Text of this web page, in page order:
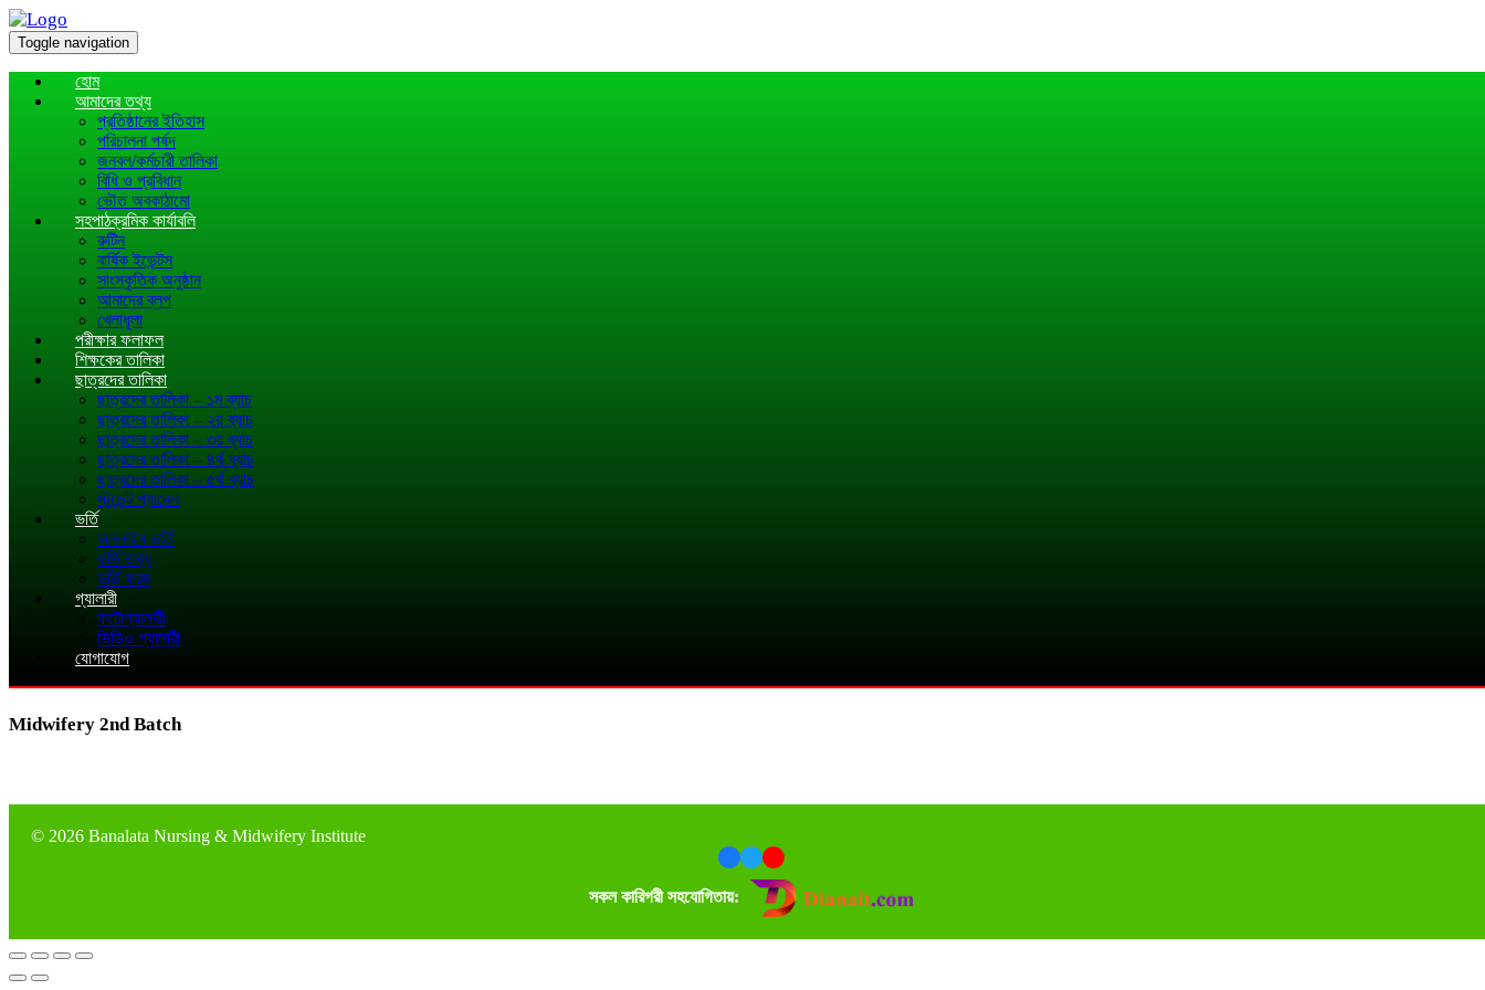
Toggle navigation
হোম
আমাদের তথ্য
প্রতিষ্ঠানের ইতিহাস
পরিচালনা পর্ষদ
জনবল/কর্মচারী তালিকা
বিধি ও প্রবিধান
ভৌত অবকাঠামো
সহপাঠক্রমিক কার্যাবলি
রুটিন
বার্ষিক ইভেন্টস
সাংস্কৃতিক অনুষ্ঠান
আমাদের ব্লগ
খেলাধূলা
পরীক্ষার ফলাফল
শিক্ষকের তালিকা
ছাত্রদের তালিকা
ছাত্রদের তালিকা – ১ম ব্যাচ
ছাত্রদের তালিকা – ২য় ব্যাচ
ছাত্রদের তালিকা – ৩য় ব্যাচ
ছাত্রদের তালিকা – ৪র্থ ব্যাচ
ছাত্রদের তালিকা – ৫র্থ ব্যাচ
স্টুডেন্ট প্যানেল
ভর্তি
অনলাইন ভর্তি
ভর্তি তথ্য
ভর্তি ফরম
গ্যালারী
ফটোগ্যালারী
ভিডিও গ্যালারী
যোগাযোগ
Midwifery 2nd Batch
© 2026 Banalata Nursing & Midwifery Institute
সকল কারিগরী সহযোগিতায়: